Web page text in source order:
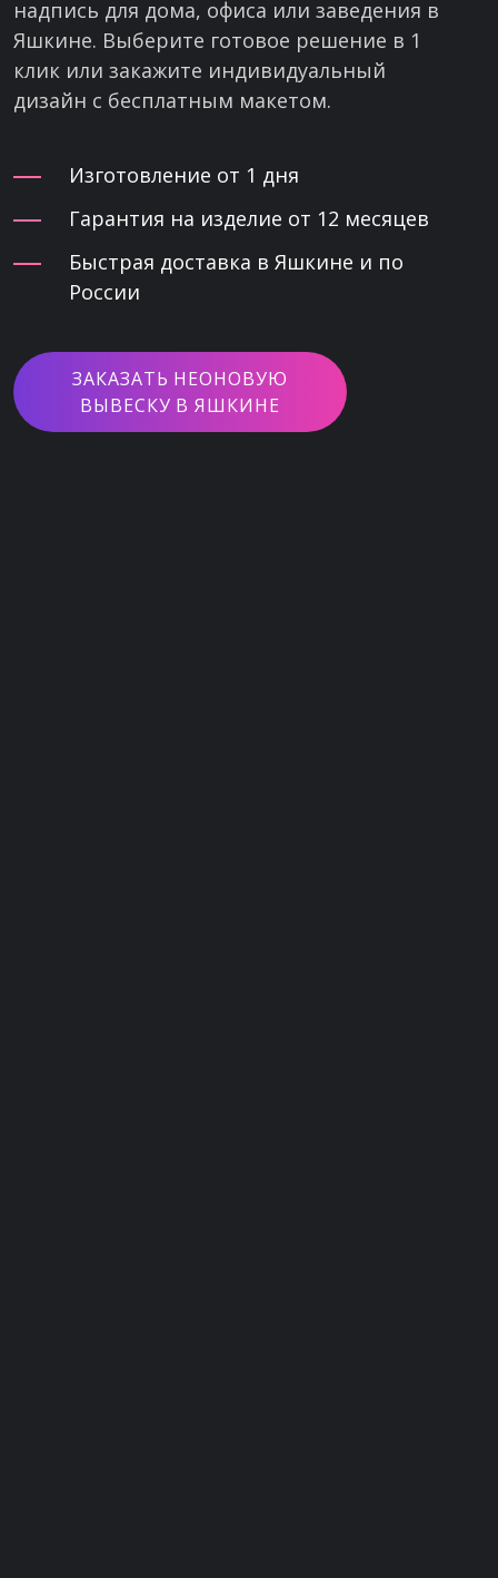
надпись для дома, офиса или заведения в
Яшкине. Выберите готовое решение в 1
клик или закажите индивидуальный
дизайн с бесплатным макетом.
Изготовление от 1 дня
Гарантия на изделие от 12 месяцев
Быстрая доставка в Яшкине и по
России
ЗАКАЗАТЬ НЕОНОВУЮ
ВЫВЕСКУ В ЯШКИНЕ